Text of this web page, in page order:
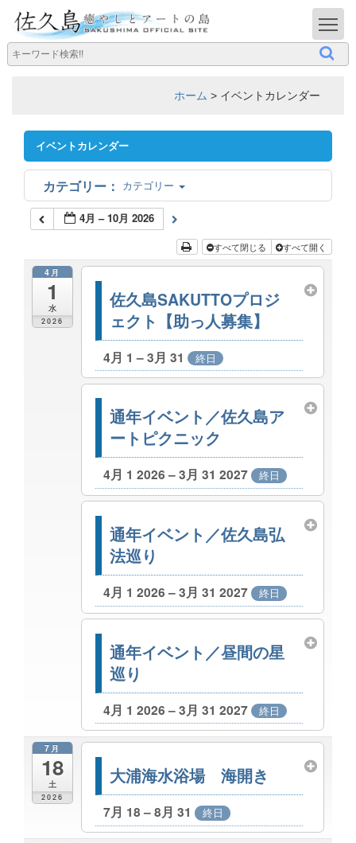
ホーム > イベントカレンダー
イベントカレンダー
カテゴリー
4月 – 10月 2026
すべて閉じる すべて開く
4月
1
水
2026
佐久島SAKUTTOプロジ
ェクト【助っ人募集】
4月 1 – 3月 31 終日
通年イベント／佐久島ア
ートピクニック
4月 1 2026 – 3月 31 2027 終日
通年イベント／佐久島弘
法巡り
4月 1 2026 – 3月 31 2027 終日
通年イベント／昼間の星
巡り
4月 1 2026 – 3月 31 2027 終日
7月
18
土
2026
大浦海水浴場 海開き
7月 18 – 8月 31 終日